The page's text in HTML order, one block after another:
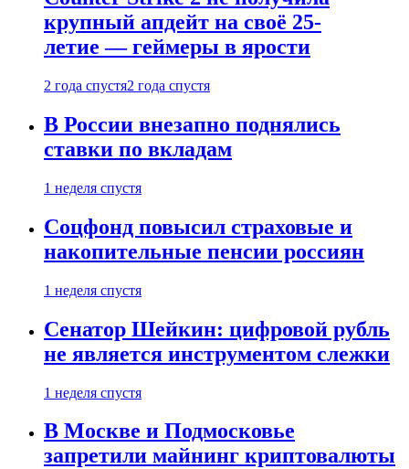
крупный апдейт на своё 25-
летие — геймеры в ярости
2 года спустя2 года спустя
В России внезапно поднялись
ставки по вкладам
1 неделя спустя
Соцфонд повысил страховые и
накопительные пенсии россиян
1 неделя спустя
Сенатор Шейкин: цифровой рубль
не является инструментом слежки
1 неделя спустя
В Москве и Подмосковье
запретили майнинг криптовалюты